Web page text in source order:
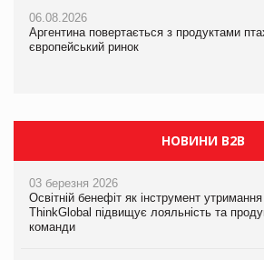
06.08.2026
Аргентина повертається з продуктами
європейський ринок
06.08.2026
Аргентина повертається з продуктами
європейський ринок
06.08.2026
Аргентина повертається з продуктами
європейський ринок
НОВИНИ B2B
03 березня 2026
Освітній бенефіт як інструмент
ThinkGlobal підвищує лояльність та
команди